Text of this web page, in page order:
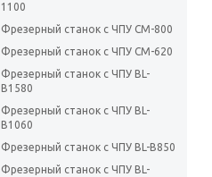
1100
Фрезерный станок с ЧПУ CM-800
Фрезерный станок с ЧПУ CM-620
Фрезерный станок с ЧПУ BL-
B1580
Фрезерный станок с ЧПУ BL-
B1060
Фрезерный станок с ЧПУ BL-B850
Фрезерный станок с ЧПУ BL-